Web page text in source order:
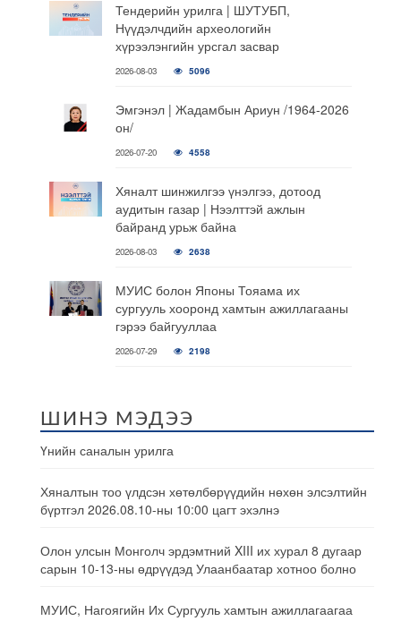
Тендерийн урилга | ШУТУБП,
Нүүдэлчдийн археологийн
хүрээлэнгийн урсгал засвар
2026-08-03 5096
Эмгэнэл | Жадамбын Ариун /1964-2026
он/
2026-07-20 4558
Хяналт шинжилгээ үнэлгээ, дотоод
аудитын газар | Нээлттэй ажлын
байранд урьж байна
2026-08-03 2638
МУИС болон Японы Тояама их
сургууль хооронд хамтын ажиллагааны
гэрээ байгууллаа
2026-07-29 2198
ШИНЭ МЭДЭЭ
Үнийн саналын урилга
Хяналтын тоо үлдсэн хөтөлбөрүүдийн нөхөн элсэлтийн
бүртгэл 2026.08.10-ны 10:00 цагт эхэлнэ
Олон улсын Монголч эрдэмтний XIII их хурал 8 дугаар
сарын 10-13-ны өдрүүдэд Улаанбаатар хотноо болно
МУИС, Нагоягийн Их Сургууль хамтын ажиллагаагаа